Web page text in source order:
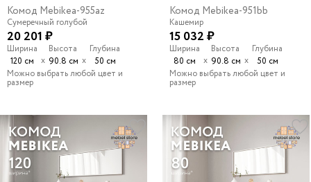
Комод Mebikea-955az
Сумеречный голубой
20 201 ₽
Ширина
120 см
х
Высота
90.8 см х
Глубина
50 см
Можно выбрать любой цвет и
размер
Комод Mebikea-951bb
Кашемир
15 032 ₽
Ширина
80 см
х
Высота
90.8 см х
Глубина
50 см
Можно выбрать любой цвет и
размер